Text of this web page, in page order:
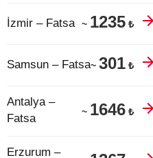
İzmir – Fatsa ~ 1235 ₺
Samsun – Fatsa~ 301 ₺
Antalya –
Fatsa
~ 1646 ₺
Erzurum –